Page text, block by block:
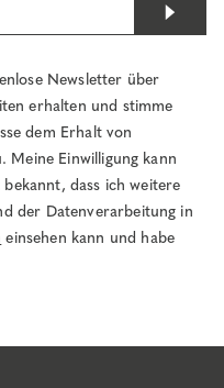
Newsletter über
erhalten und stimme
dem Erhalt von
Meine Einwilligung kann
dass ich weitere
der Datenverarbeitung in
einsehen kann und habe